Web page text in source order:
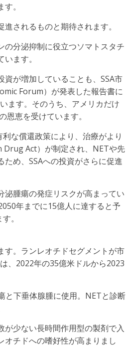
。
されるものと期待されます。
の分泌抑制に役立つソマトスタチ
ます。
が増加していることも、SSA市
Forum）が発表した報告書に
ます。そのうち、アメリカだけ
恵を受けています。
な償還政策により、治療がより
Drug Act）が制定され、NETや先
め、SSAへの投資がさらに促進
腫瘍の発症リスクが高まってい
年までに15億人に達すると予
。
す。ランレオチドセグメントが市
、2022年の35億米ドルから2023
と下垂体腺腫に使用。NETと診断
少ない長時間作用型の製剤で入
チドへの嗜好性が高まりまし